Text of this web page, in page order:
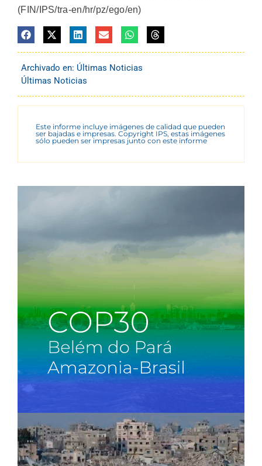
(FIN/IPS/tra-en/hr/pz/ego/en)
Archivado en: Últimas Noticias
Últimas Noticias
Este informe incluye imágenes de calidad que pueden
ser bajadas e impresas. Copyright IPS, estas imágenes
sólo pueden ser impresas junto con este informe